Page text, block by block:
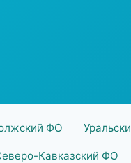
ФО
Кавказский ФО